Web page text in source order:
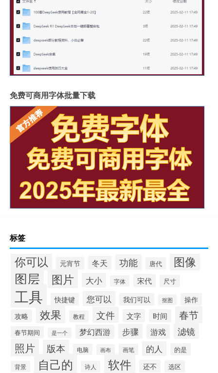
免费可商用字体批量下载
标签
你可以 元宵节 冬天 功能 唐代 图像
图层 图片 大小 字体 宋代 尺寸
工具 快捷键 您可以 我们可以 抠图
操作
攻略
效果 教程 文件 文字 时间 春节
春节期间 是一个 梦幻西游 步骤 游戏 滤镜
照片 版本 电脑 画布 画笔 的人 的是
背景 自己的 诗人 软件 还不 选区